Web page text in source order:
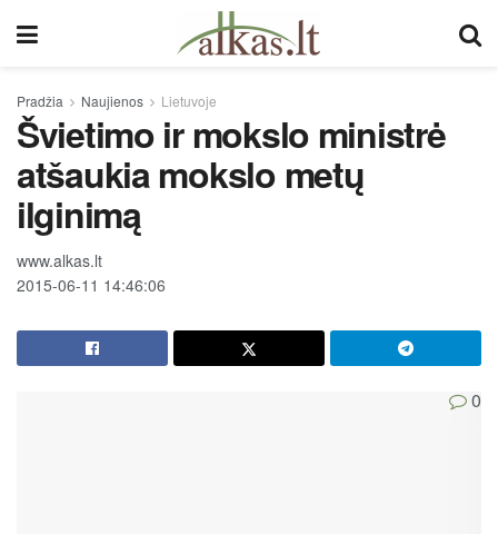
Pradžia Naujienos Lietuvoje
Švietimo ir mokslo ministrė
atšaukia mokslo metų
ilginimą
www.alkas.lt
2015-06-11 14:46:06
0